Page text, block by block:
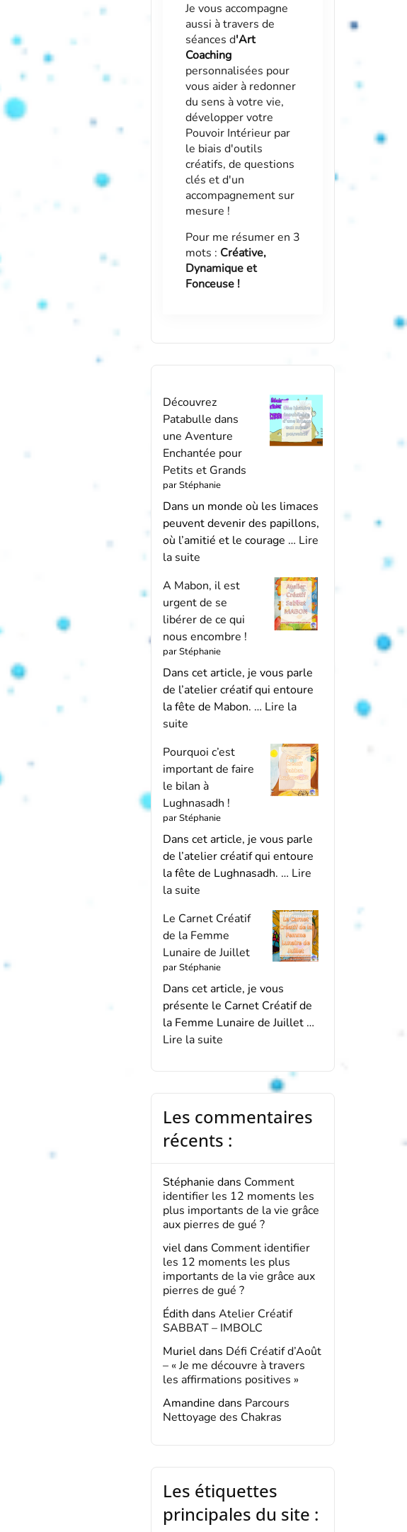
Je vous accompagne
aussi à travers de
séances d'Art
Coaching
personnalisées pour
vous aider à redonner
du sens à votre vie,
développer votre
Pouvoir Intérieur par
le biais d'outils
créatifs, de questions
clés et d'un
accompagnement sur
mesure !
Pour me résumer en 3
mots : Créative,
Dynamique et
Fonceuse !
Découvrez
Patabulle dans
une Aventure
Enchantée pour
Petits et Grands
par Stéphanie
Dans un monde où les limaces
peuvent devenir des papillons,
où l’amitié et le courage … Lire
la suite
A Mabon, il est
urgent de se
libérer de ce qui
nous encombre !
par Stéphanie
Dans cet article, je vous parle
de l’atelier créatif qui entoure
la fête de Mabon. … Lire la
suite
Pourquoi c’est
important de faire
le bilan à
Lughnasadh !
par Stéphanie
Dans cet article, je vous parle
de l’atelier créatif qui entoure
la fête de Lughnasadh. … Lire
la suite
Le Carnet Créatif
de la Femme
Lunaire de Juillet
par Stéphanie
Dans cet article, je vous
présente le Carnet Créatif de
la Femme Lunaire de Juillet …
Lire la suite
Les commentaires
récents :
Stéphanie dans Comment
identifier les 12 moments les
plus importants de la vie grâce
aux pierres de gué ?
vieldans Comment identifier
les 12 moments les plus
importants de la vie grâce aux
pierres de gué ?
Édith dans Atelier Créatif
SABBAT – IMBOLC
Murieldans Défi Créatif d’Août
– « Je me découvre à travers
les affirmations positives »
Amandine dans Parcours
Nettoyage des Chakras
Les étiquettes
principales du site :